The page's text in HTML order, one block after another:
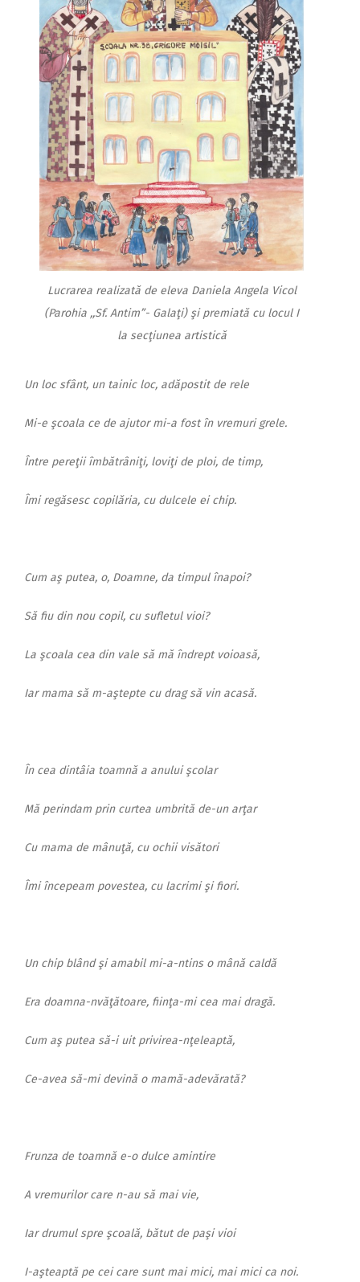
Lucrarea realizată de eleva Daniela Angela Vicol
(Parohia ,,Sf. Antim”- Galaţi) şi premiată cu locul I
la secţiunea artistică
Un loc sfânt, un tainic loc, adăpostit de rele
Mi-e şcoala ce de ajutor mi-a fost în vremuri grele.
Între pereţii îmbătrâniţi, loviţi de ploi, de timp,
Îmi regăsesc copilăria, cu dulcele ei chip.
Cum aş putea, o, Doamne, da timpul înapoi?
Să fiu din nou copil, cu sufletul vioi?
La şcoala cea din vale să mă îndrept voioasă,
Iar mama să m-aştepte cu drag să vin acasă.
În cea dintâia toamnă a anului şcolar
Mă perindam prin curtea umbrită de-un arţar
Cu mama de mânuţă, cu ochii visători
Îmi începeam povestea, cu lacrimi şi fiori.
Un chip blând şi amabil mi-a-ntins o mână caldă
Era doamna-nvăţătoare, fiinţa-mi cea mai dragă.
Cum aş putea să-i uit privirea-nţeleaptă,
Ce-avea să-mi devină o mamă-adevărată?
Frunza de toamnă e-o dulce amintire
A vremurilor care n-au să mai vie,
Iar drumul spre şcoală, bătut de paşi vioi
I-aşteaptă pe cei care sunt mai mici, mai mici ca noi.